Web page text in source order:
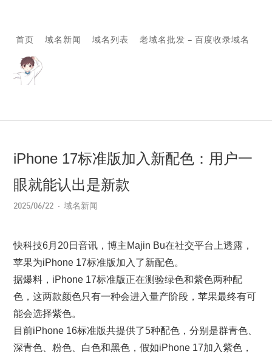
首页 域名新闻 域名列表 老域名批发 – 百度收录域名
iPhone 17标准版加入新配色：用户一
眼就能认出是新款
2025/06/22 域名新闻
快科技6月20日音讯，博主Majin Bu在社交平台上透露，
苹果为iPhone 17标准版加入了新配色。
据爆料，iPhone 17标准版正在测验绿色和紫色两种配
色，这两款颜色只有一种会进入量产阶段，苹果最终有可
能会选择紫色。
目前iPhone 16标准版共提供了5种配色，分别是群青色、
深青色、粉色、白色和黑色，假如iPhone 17加入紫色，